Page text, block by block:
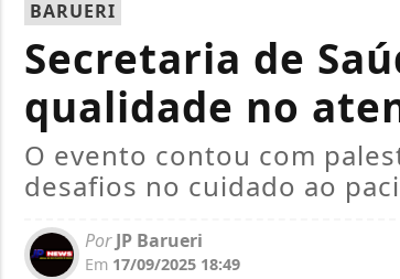
BARUERI
Secretaria de
qualidade no
O evento contou com
desafios no cuidado ao
PorJP Barueri
Em 17/09/2025 18:49